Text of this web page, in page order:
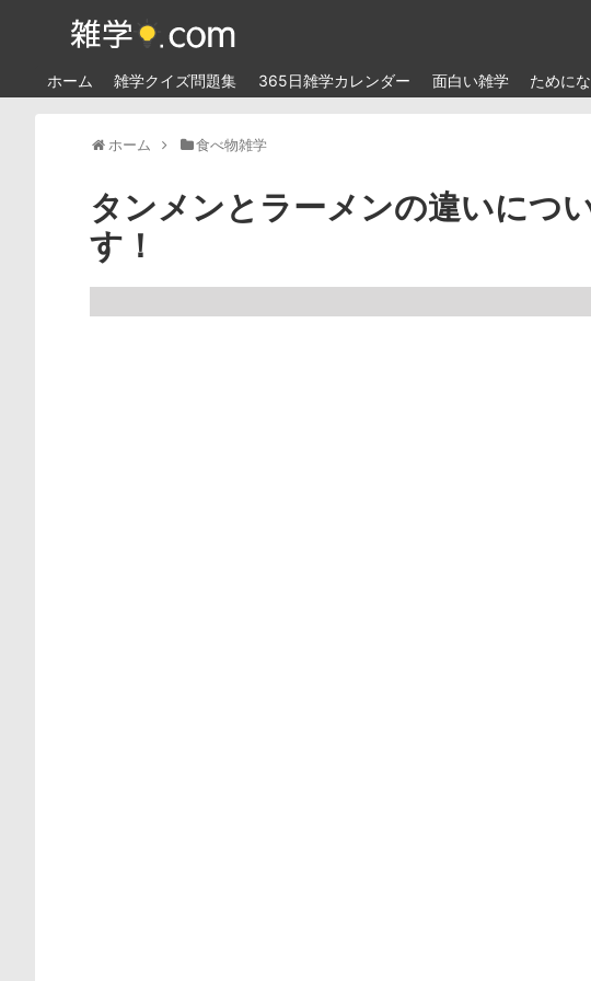
ホーム 雑学クイズ問題集 365日雑学カレンダー 面白い雑学 ために
ホーム 食べ物雑学
タンメンとラーメンの違いにつ
す！